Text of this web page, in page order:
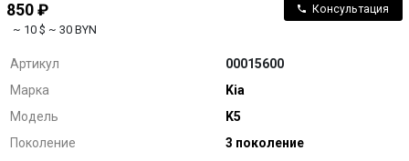
850 ₽
~ 10 $ ~ 30 BYN
Консультация
Артикул
00015600
Марка
Kia
Модель
K5
Поколение
3 поколение